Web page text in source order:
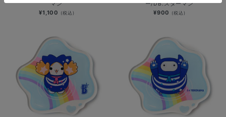
マン
¥1,100 (税込)
ー/DB.スターマン
¥900 (税込)